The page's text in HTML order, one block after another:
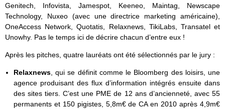
Genitech, Infovista, Jamespot, Keeneo, Maintag, Newscape
Technology, Nuxeo (avec une directrice marketing américaine),
OneAccess Network, Quotatis, Relaxnews, TikiLabs, Transatel et
Unowhy. Pas le temps ici de décrire chacun d’entre eux !
Après les pitches, quatre lauréats ont été sélectionnés par le jury :
Relaxnews, qui se définit comme le Bloomberg des loisirs, une
agence produisant des flux d’information intégrés ensuite dans
des sites tiers. C’est une PME de 12 ans d’ancienneté, avec 55
permanents et 150 pigistes, 5,8m€ de CA en 2010 après 4,9m€